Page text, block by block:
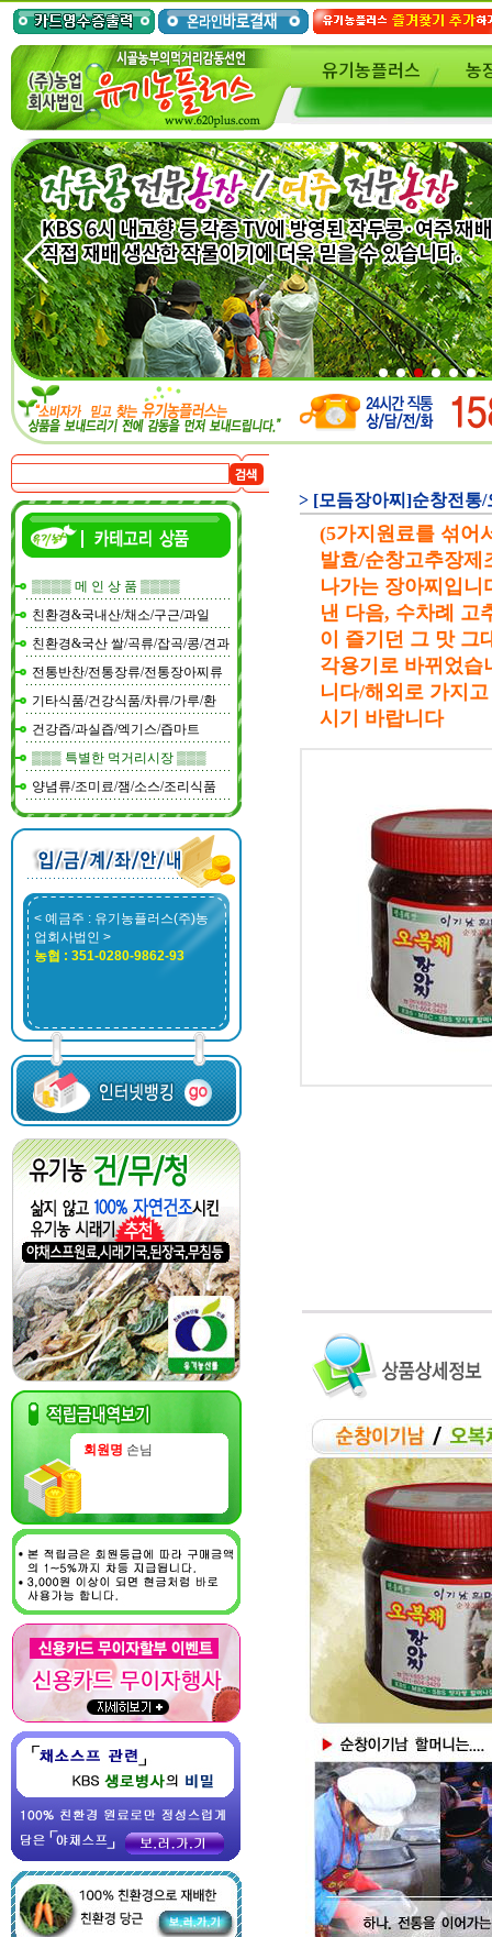
유기농플러스 농
▒▒▒▒ 메 인 상 품 ▒▒▒▒
친환경&국내산/채소/구근/과일
친환경&국산 쌀/곡류/잡곡/콩/견과
전통반찬/전통장류/전통장아찌류
기타식품/건강식품/차류/가루/환
건강즙/과실즙/엑기스/즙마트
▒▒▒ 특별한 먹거리시장 ▒▒▒
양념류/조미료/잼/소스/조리식품
< 예금주 : 유기농플러스(주)농
업회사법인 >
농협 : 351-0280-9862-93
회원명 손님
> [모듬장아찌]순창전통
(5가지원료를 섞어
발효/순창고추장
나가는 장아찌입
낸 다음, 수차례 고
이 즐기던 그 맛 그
각용기로 바뀌었습
니다/해외로 가지
시기 바랍니다